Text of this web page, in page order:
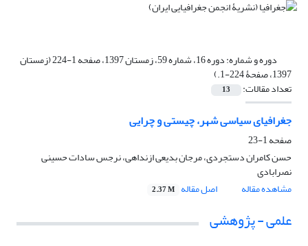
دوره و شماره: دوره 16، شماره 59، زمستان 1397، صفحه 1-224 (زمستان
1397، صفحۀ 224-1.)
تعداد مقالات: 13
جغرافیای سیاسی شهر، چیستی و چرایی
صفحه1-23
حسن کامران دستجردی، مرجان بدیعی ازنداهی، نرجس سادات حسینی
نصرابادی
مشاهده مقاله
اصل مقاله 2.37 M
علمی - پژوهشی